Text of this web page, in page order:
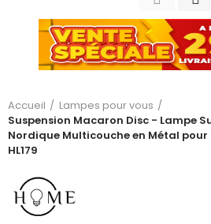
Accueil
Lampes pour vous
Suspension Macaron Disc - Lampe
Nordique Multicouche en Métal pour
HL179